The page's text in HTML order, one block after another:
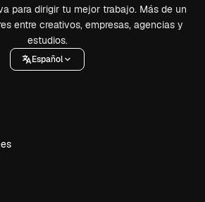
para dirigir tu mejor trabajo. Más de un
entre creativos, empresas, agencias y
estudios.
Español